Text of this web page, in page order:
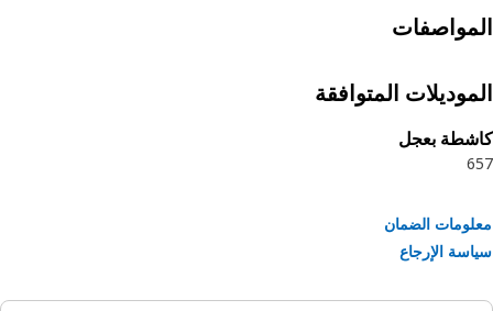
المتوافقة
بعجل
الضمان
الإرجاع